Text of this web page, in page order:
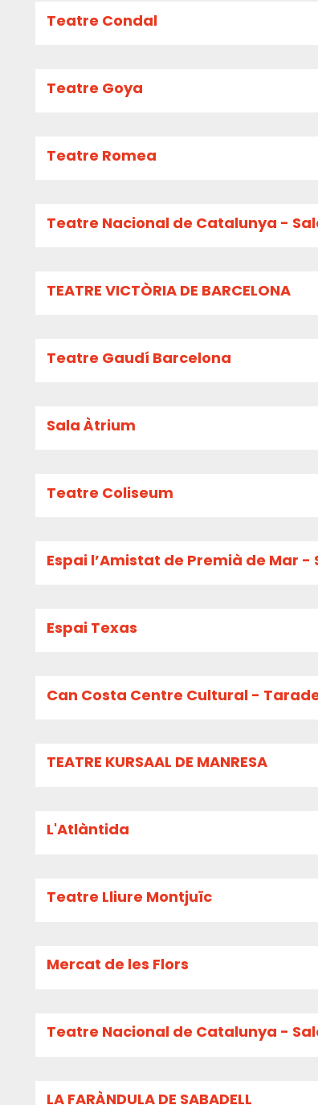
Teatre Condal
Teatre Goya
Teatre Romea
Teatre Nacional de Catalunya -
TEATRE VICTÒRIA DE BARCELONA
Teatre Gaudí Barcelona
Sala Àtrium
Teatre Coliseum
Espai l’Amistat de Premià de Mar -
Espai Texas
Can Costa Centre Cultural -
TEATRE KURSAAL DE MANRESA
L'Atlàntida
Teatre Lliure Montjuïc
Mercat de les Flors
Teatre Nacional de Catalunya -
LA FARÀNDULA DE SABADELL